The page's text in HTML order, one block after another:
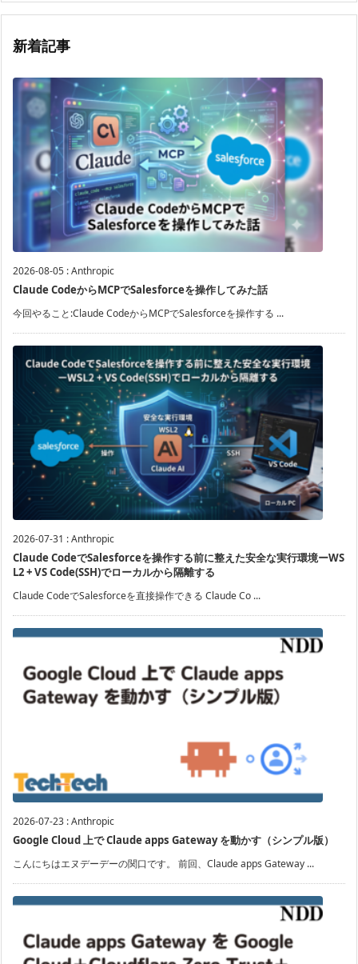
新着記事
2026-08-05 :Anthropic
Claude CodeからMCPでSalesforceを操作してみた話
今回やること:Claude CodeからMCPでSalesforceを操作する ...
2026-07-31 :Anthropic
Claude CodeでSalesforceを操作する前に整えた安全な実行環境ーWS
L2 + VS Code(SSH)でローカルから隔離する
Claude CodeでSalesforceを直接操作できる Claude Co ...
2026-07-23 :Anthropic
Google Cloud 上で Claude apps Gateway を動かす（シンプル版）
こんにちはエヌデーデーの関口です。 前回、Claude apps Gateway ...